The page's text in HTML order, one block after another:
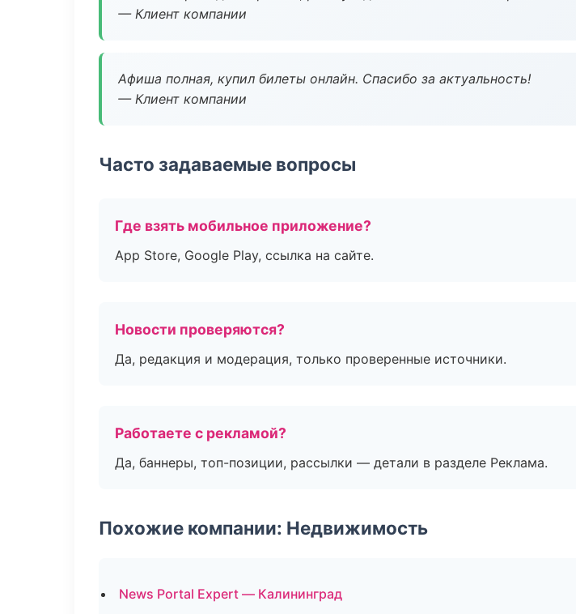
— Клиент компании
Афиша полная, купил билеты онлайн. Спасибо за актуальность!
— Клиент компании
Часто задаваемые вопросы
Где взять мобильное приложение?
App Store, Google Play, ссылка на сайте.
Новости проверяются?
Да, редакция и модерация, только проверенные источники.
Работаете с рекламой?
Да, баннеры, топ-позиции, рассылки — детали в разделе Реклама.
Похожие компании: Недвижимость
News Portal Expert — Калининград